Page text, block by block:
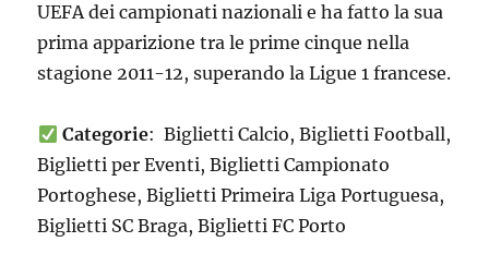
UEFA dei campionati nazionali e ha fatto la sua
prima apparizione tra le prime cinque nella
stagione 2011-12, superando la Ligue 1 francese.
Categorie: Biglietti Calcio, Biglietti Football,
Biglietti per Eventi, Biglietti Campionato
Portoghese, Biglietti Primeira Liga Portuguesa,
Biglietti SC Braga, Biglietti FC Porto